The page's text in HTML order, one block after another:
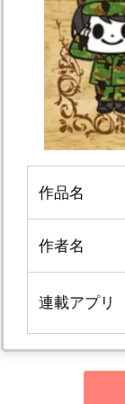
作品名
作者名
連載アプリ